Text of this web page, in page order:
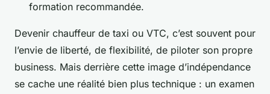
formation recommandée.
Devenir chauffeur de taxi ou VTC, c’est souvent pour
l’envie de liberté, de flexibilité, de piloter son propre
business. Mais derrière cette image d’indépendance
se cache une réalité bien plus technique : un examen